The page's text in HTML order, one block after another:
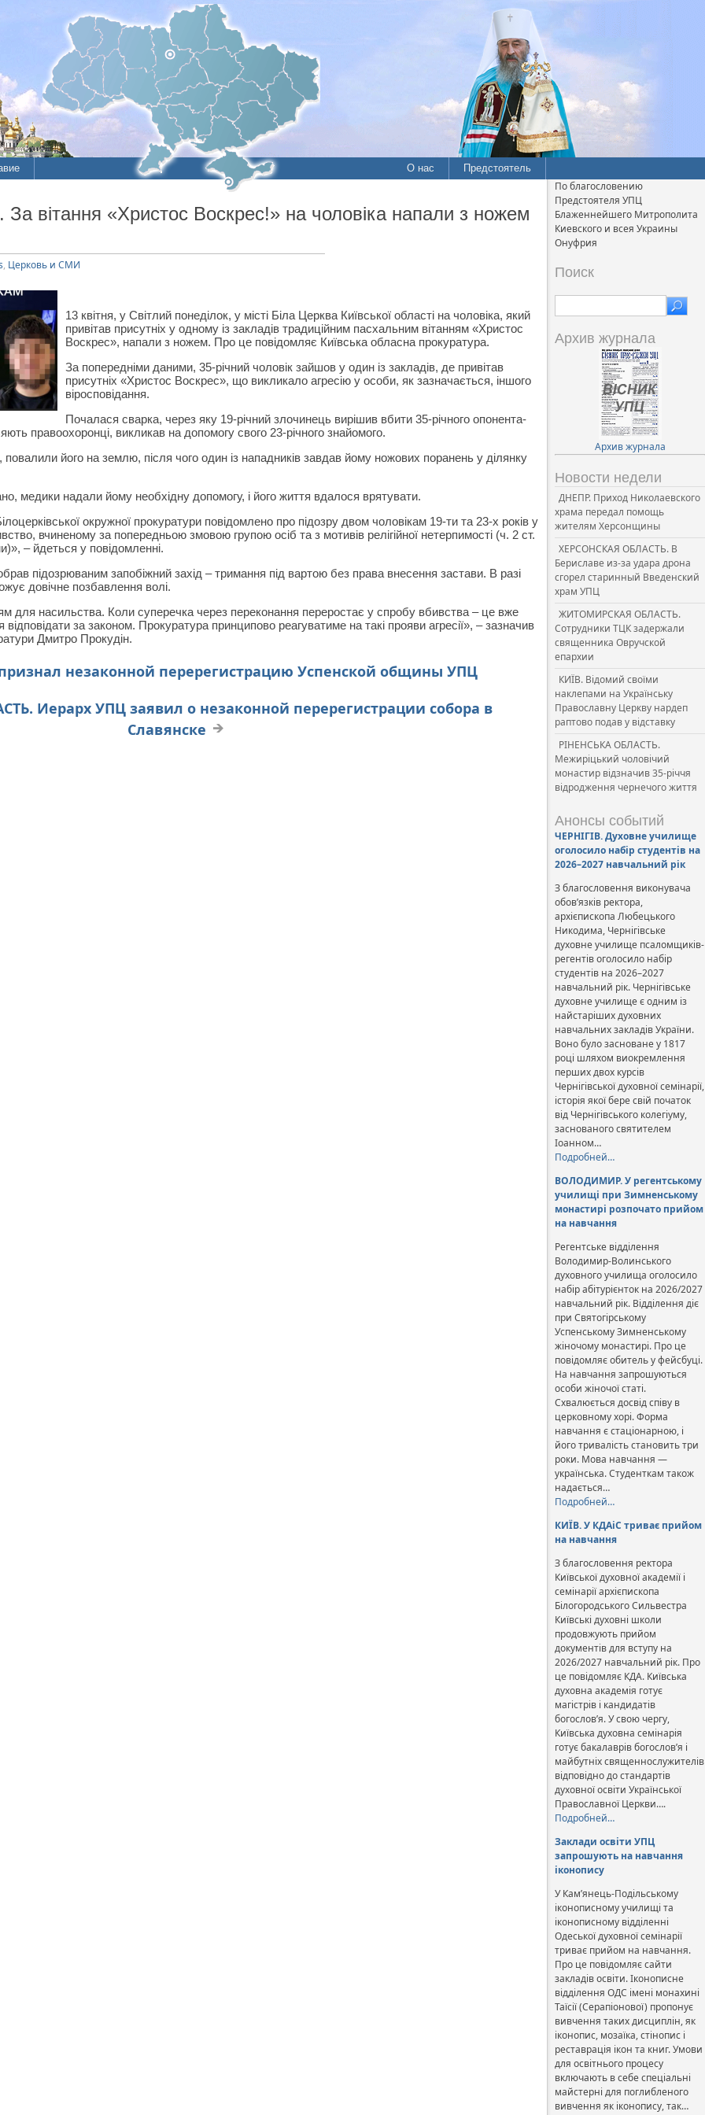
О нас Предстоятель
вітання «Христос Воскрес!» на чоловіка напали з ножем
, Церковь и СМИ
13 квітня, у Світлий понеділок, у місті Біла Церква Київської області на чоловіка, який
привітав присутніх у одному із закладів традиційним пасхальним вітанням «Христос
Воскрес», напали з ножем. Про це повідомляє Київська обласна прокуратура.
За попередніми даними, 35-річний чоловік зайшов у один із закладів, де привітав
присутніх «Христос Воскрес», що викликало агресію у особи, як зазначається, іншого
віросповідання.
Почалася сварка, через яку 19-річний злочинець вирішив вбити 35-річного опонента-
правоохоронці, викликав на допомогу свого 23-річного знайомого.
його на землю, після чого один із нападників завдав йому ножових поранень у ділянку
медики надали йому необхідну допомогу, і його життя вдалося врятувати.
окружної прокуратури повідомлено про підозру двом чоловікам 19-ти та 23-х років у
вчиненому за попередньою змовою групою осіб та з мотивів релігійної нетерпимості (ч. 2 ст.
– йдеться у повідомленні.
підозрюваним запобіжний захід – тримання під вартою без права внесення застави. В разі
довічне позбавлення волі.
для насильства. Коли суперечка через переконання переростає у спробу вбивства – це вже
за законом. Прокуратура принципово реагуватиме на такі прояви агресії», – зазначив
Дмитро Прокудін.
незаконной перерегистрацию Успенской общины УПЦ
Иерарх УПЦ заявил о незаконной перерегистрации собора в
Славянске
По благословению
Предстоятеля УПЦ
Блаженнейшего Митрополита
Киевского и всея Украины
Онуфрия
Поиск
Архив журнала
Архив журнала
Новости недели
ДНЕПР. Приход Николаевского
храма передал помощь
жителям Херсонщины
ХЕРСОНСКАЯ ОБЛАСТЬ. В
Бериславе из-за удара дрона
сгорел старинный Введенский
храм УПЦ
ЖИТОМИРСКАЯ ОБЛАСТЬ.
Сотрудники ТЦК задержали
священника Овручской
епархии
КИЇВ. Відомий своїми
наклепами на Українську
Православну Церкву нардеп
раптово подав у відставку
РІНЕНСЬКА ОБЛАСТЬ.
Межиріцький чоловічий
монастир відзначив 35-річчя
відродження чернечого життя
Анонсы событий
ЧЕРНІГІВ. Духовне училище
оголосило набір студентів на
2026–2027 навчальний рік
З благословення виконувача
обов’язків ректора,
архієпископа Любецького
Никодима, Чернігівське
духовне училище псаломщиків-
регентів оголосило набір
студентів на 2026–2027
навчальний рік. Чернігівське
духовне училище є одним із
найстаріших духовних
навчальних закладів України.
Воно було засноване у 1817
році шляхом виокремлення
перших двох курсів
Чернігівської духовної семінарії,
історія якої бере свій початок
від Чернігівського колегіуму,
заснованого святителем
Іоанном…
Подробней…
ВОЛОДИМИР. У регентському
училищі при Зимненському
монастирі розпочато прийом
на навчання
Регентське відділення
Володимир-Волинського
духовного училища оголосило
набір абітурієнток на 2026/2027
навчальний рік. Відділення діє
при Святогірському
Успенському Зимненському
жіночому монастирі. Про це
повідомляє обитель у фейсбуці.
На навчання запрошуються
особи жіночої статі.
Схвалюється досвід співу в
церковному хорі. Форма
навчання є стаціонарною, і
його тривалість становить три
роки. Мова навчання —
українська. Студенткам також
надається…
Подробней…
КИЇВ. У КДАіС триває прийом
на навчання
З благословення ректора
Київської духовної академії і
семінарії архієпископа
Білогородського Сильвестра
Київські духовні школи
продовжують прийом
документів для вступу на
2026/2027 навчальний рік. Про
це повідомляє КДА. Київська
духовна академія готує
магістрів і кандидатів
богослов’я. У свою чергу,
Київська духовна семінарія
готує бакалаврів богослов’я і
майбутніх священнослужителів
відповідно до стандартів
духовної освіти Української
Православної Церкви….
Подробней…
Заклади освіти УПЦ
запрошують на навчання
іконопису
У Кам’янець-Подільському
іконописному училищі та
іконописному відділенні
Одеської духовної семінарії
триває прийом на навчання.
Про це повідомляє сайти
закладів освіти. Іконописне
відділення ОДС імені монахині
Таїсії (Серапіонової) пропонує
вивчення таких дисциплін, як
іконопис, мозаїка, стінопис і
реставрація ікон та книг. Умови
для освітнього процесу
включають в себе спеціальні
майстерні для поглибленого
вивчення як іконопису, так…